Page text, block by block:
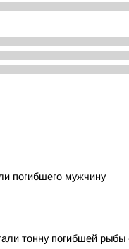
погибшего мужчину
тонну погибшей рыбы